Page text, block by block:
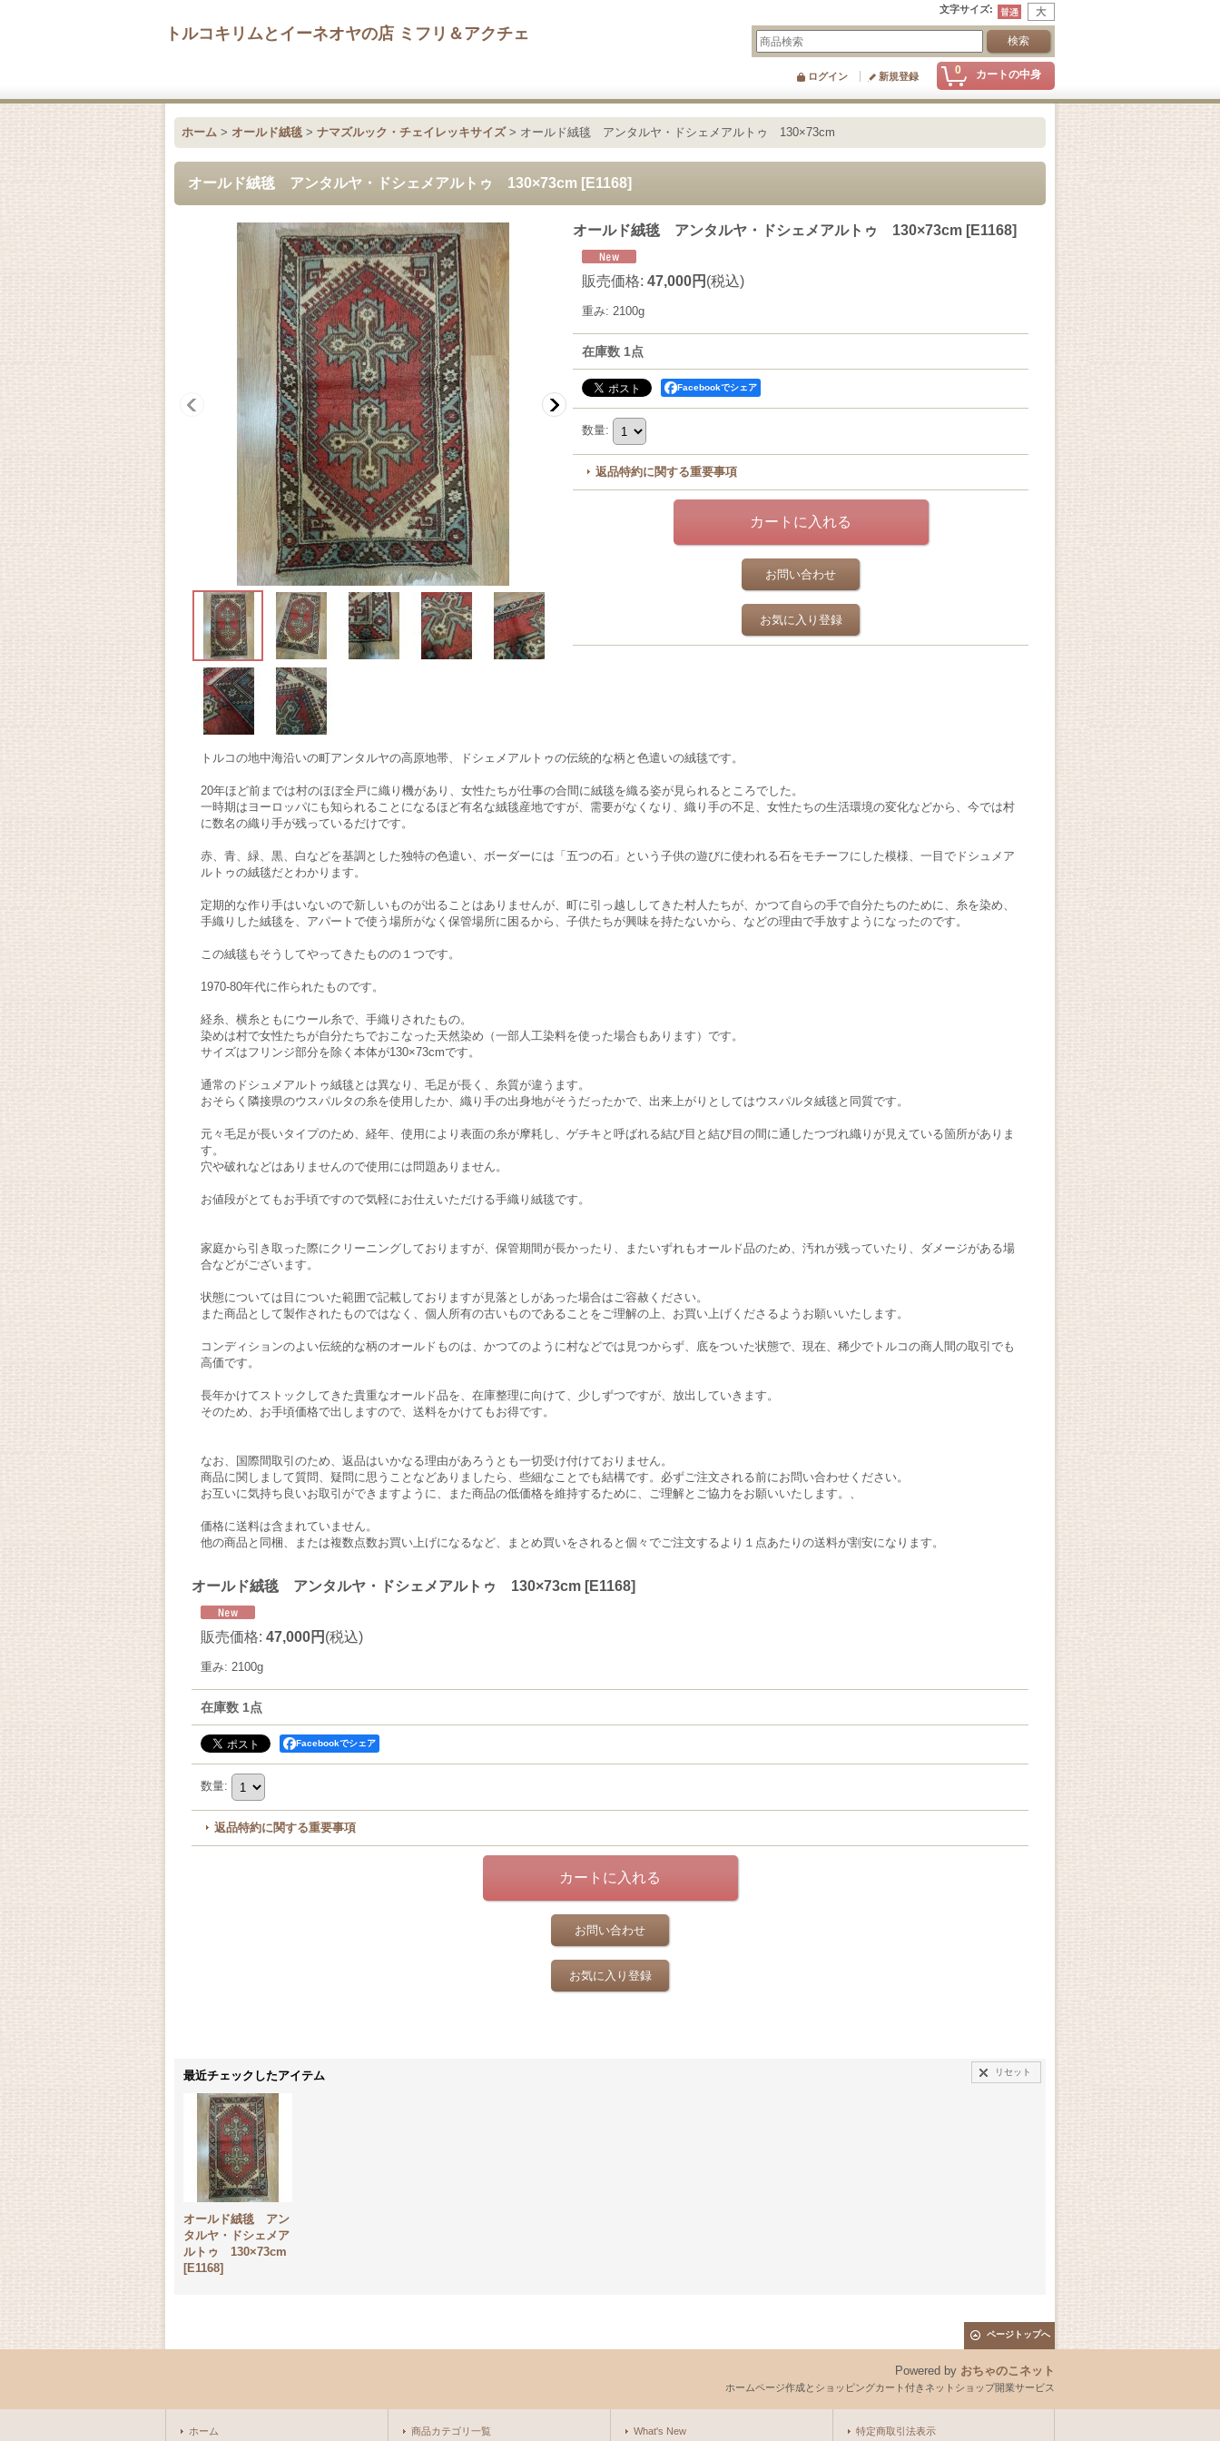
文字サイズ:
トルコキリムとイーネオヤの店 ミフリ＆アクチェ
0 カートの中身
ログイン 新規登録
ホーム > オールド絨毯 > ナマズルック・チェイレッキサイズ > オールド絨毯 アンタルヤ・ドシェメアルトゥ 130×73cm
オールド絨毯 アンタルヤ・ドシェメアルトゥ 130×73cm [E1168]
オールド絨毯 アンタルヤ・ドシェメアルトゥ 130×73cm [E1168]
販売価格: 47,000円 (税込)
重み: 2100g
在庫数 1点
Facebookでシェア
数量:
返品特約に関する重要事項
お問い合わせ
お気に入り登録
トルコの地中海沿いの町アンタルヤの高原地帯、ドシェメアルトゥの伝統的な柄と色遣いの絨毯です。
20年ほど前までは村のほぼ全戸に織り機があり、女性たちが仕事の合間に絨毯を織る姿が見られるところでした。
一時期はヨーロッパにも知られることになるほど有名な絨毯産地ですが、需要がなくなり、織り手の不足、女性たちの生活環境の変化などから、今では村
に数名の織り手が残っているだけです。
赤、青、緑、黒、白などを基調とした独特の色遣い、ボーダーには「五つの石」という子供の遊びに使われる石をモチーフにした模様、一目でドシュメア
ルトゥの絨毯だとわかります。
定期的な作り手はいないので新しいものが出ることはありませんが、町に引っ越ししてきた村人たちが、かつて自らの手で自分たちのために、糸を染め、
手織りした絨毯を、アパートで使う場所がなく保管場所に困るから、子供たちが興味を持たないから、などの理由で手放すようになったのです。
この絨毯もそうしてやってきたものの１つです。
1970-80年代に作られたものです。
経糸、横糸ともにウール糸で、手織りされたもの。
染めは村で女性たちが自分たちでおこなった天然染め（一部人工染料を使った場合もあります）です。
サイズはフリンジ部分を除く本体が130×73cmです。
通常のドシュメアルトゥ絨毯とは異なり、毛足が長く、糸質が違うます。
おそらく隣接県のウスパルタの糸を使用したか、織り手の出身地がそうだったかで、出来上がりとしてはウスパルタ絨毯と同質です。
元々毛足が長いタイプのため、経年、使用により表面の糸が摩耗し、ゲチキと呼ばれる結び目と結び目の間に通したつづれ織りが見えている箇所がありま
す。
穴や破れなどはありませんので使用には問題ありません。
お値段がとてもお手頃ですので気軽にお仕えいただける手織り絨毯です。
家庭から引き取った際にクリーニングしておりますが、保管期間が長かったり、またいずれもオールド品のため、汚れが残っていたり、ダメージがある場
合などがございます。
状態については目についた範囲で記載しておりますが見落としがあった場合はご容赦ください。
また商品として製作されたものではなく、個人所有の古いものであることをご理解の上、お買い上げくださるようお願いいたします。
コンディションのよい伝統的な柄のオールドものは、かつてのように村などでは見つからず、底をついた状態で、現在、稀少でトルコの商人間の取引でも
高価です。
長年かけてストックしてきた貴重なオールド品を、在庫整理に向けて、少しずつですが、放出していきます。
そのため、お手頃価格で出しますので、送料をかけてもお得です。
なお、国際間取引のため、返品はいかなる理由があろうとも一切受け付けておりません。
商品に関しまして質問、疑問に思うことなどありましたら、些細なことでも結構です。必ずご注文される前にお問い合わせください。
お互いに気持ち良いお取引ができますように、また商品の低価格を維持するために、ご理解とご協力をお願いいたします。、
価格に送料は含まれていません。
他の商品と同梱、または複数点数お買い上げになるなど、まとめ買いをされると個々でご注文するより１点あたりの送料が割安になります。
オールド絨毯 アンタルヤ・ドシェメアルトゥ 130×73cm [E1168]
販売価格: 47,000円 (税込)
重み: 2100g
在庫数 1点
Facebookでシェア
数量:
返品特約に関する重要事項
お問い合わせ
お気に入り登録
最近チェックしたアイテム リセット
オールド絨毯 アン
タルヤ・ドシェメア
ルトゥ 130×73cm
[E1168]
ページトップへ
Powered by おちゃのこネット
ホームページ作成とショッピングカート付きネットショップ開業サービス
ホーム 商品カテゴリ一覧 What's New 特定商取引法表示